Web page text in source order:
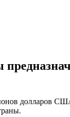
долларов